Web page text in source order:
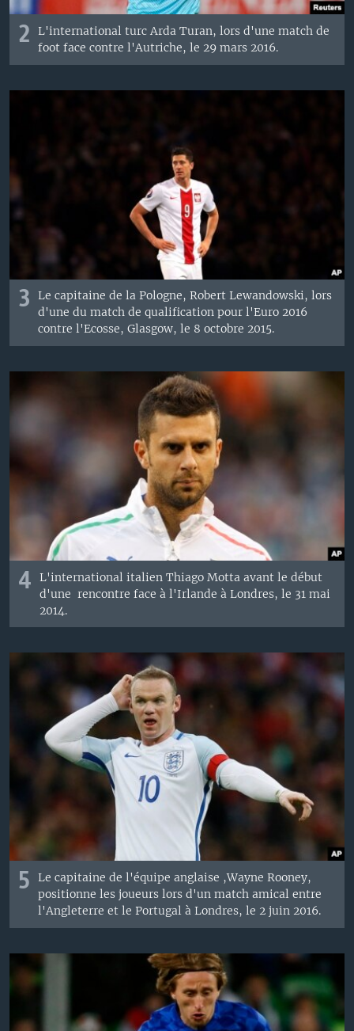
2
L'international turc Arda Turan, lors d'une match de
foot face contre l'Autriche, le 29 mars 2016.
3
Le capitaine de la Pologne, Robert Lewandowski, lors
d'une du match de qualification pour l'Euro 2016
contre l'Ecosse, Glasgow, le 8 octobre 2015.
4
L'international italien Thiago Motta avant le début
d'une rencontre face à l'Irlande à Londres, le 31 mai
2014.
5
Le capitaine de l'équipe anglaise ,Wayne Rooney,
positionne les joueurs lors d'un match amical entre
l'Angleterre et le Portugal à Londres, le 2 juin 2016.